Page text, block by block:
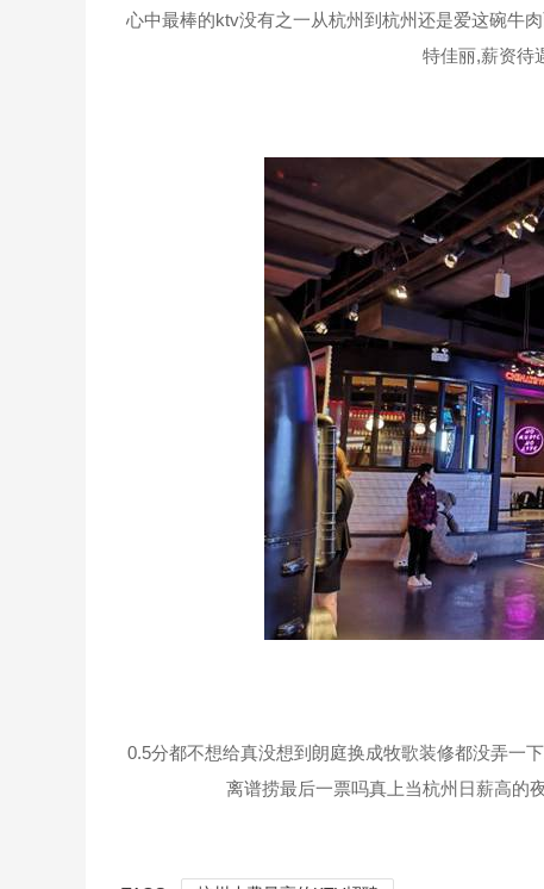
心中最棒的ktv没有之一从杭州到杭州还是爱这碗牛
特佳丽,薪资待
0.5分都不想给真没想到朗庭换成牧歌装修都没弄一
离谱捞最后一票吗真上当杭州日薪高的